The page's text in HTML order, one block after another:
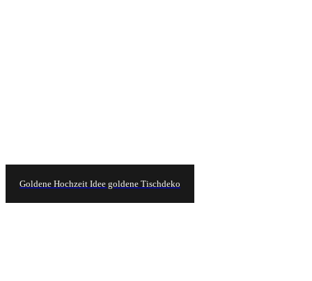
Goldene Hochzeit Idee goldene Tischdeko